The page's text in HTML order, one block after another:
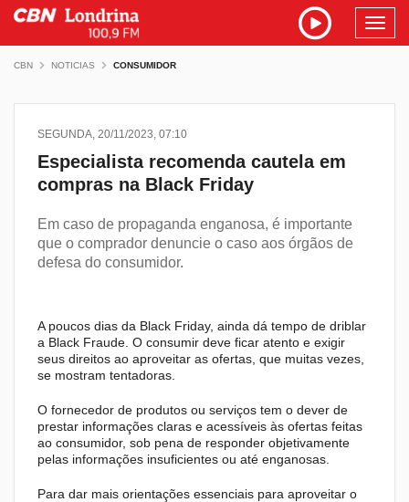
CBN NOTICIAS CONSUMIDOR
SEGUNDA, 20/11/2023, 07:10
Especialista recomenda cautela em
compras na Black Friday
Em caso de propaganda enganosa, é importante
que o comprador denuncie o caso aos órgãos de
defesa do consumidor.
A poucos dias da Black Friday, ainda dá tempo de driblar
a Black Fraude. O consumir deve ficar atento e exigir
seus direitos ao aproveitar as ofertas, que muitas vezes,
se mostram tentadoras.
O fornecedor de produtos ou serviços tem o dever de
prestar informações claras e acessíveis às ofertas feitas
ao consumidor, sob pena de responder objetivamente
pelas informações insuficientes ou até enganosas.
Para dar mais orientações essenciais para aproveitar o